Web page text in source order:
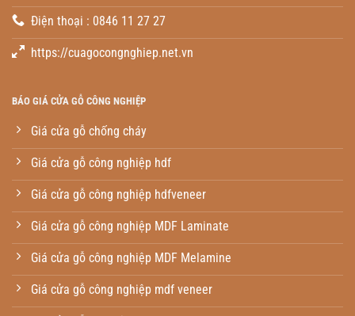
Điện thoại : 0846 11 27 27
https://cuagocongnghiep.net.vn
BÁO GIÁ CỬA GỖ CÔNG NGHIỆP
Giá cửa gỗ chống cháy
Giá cửa gỗ công nghiệp hdf
Giá cửa gỗ công nghiệp hdfveneer
Giá cửa gỗ công nghiệp MDF Laminate
Giá cửa gỗ công nghiệp MDF Melamine
Giá cửa gỗ công nghiệp mdf veneer